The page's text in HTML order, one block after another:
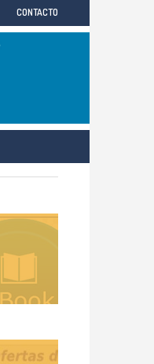
CONTACTO